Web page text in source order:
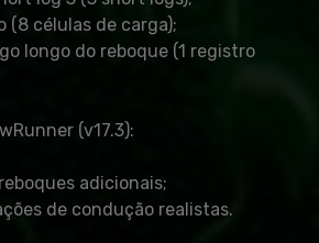
(8 células de carga);
longo do reboque (1 registro
(v17.3):
adicionais;
de condução realistas.